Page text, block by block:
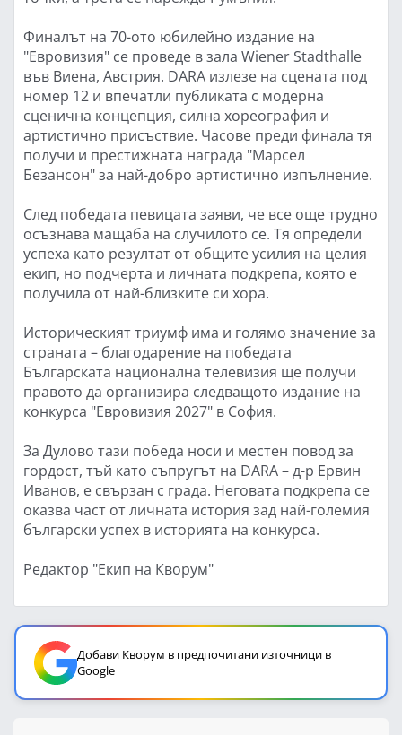
Финалът на 70-ото юбилейно издание на
"Евровизия" се проведе в зала Wiener Stadthalle
във Виена, Австрия. DARA излезе на сцената под
номер 12 и впечатли публиката с модерна
сценична концепция, силна хореография и
артистично присъствие. Часове преди финала тя
получи и престижната награда "Марсел
Безансон" за най-добро артистично изпълнение.
След победата певицата заяви, че все още трудно
осъзнава мащаба на случилото се. Тя определи
успеха като резултат от общите усилия на целия
екип, но подчерта и личната подкрепа, която е
получила от най-близките си хора.
Историческият триумф има и голямо значение за
страната – благодарение на победата
Българската национална телевизия ще получи
правото да организира следващото издание на
конкурса "Евровизия 2027" в София.
За Дулово тази победа носи и местен повод за
гордост, тъй като съпругът на DARA – д-р Ервин
Иванов, е свързан с града. Неговата подкрепа се
оказва част от личната история зад най-големия
български успех в историята на конкурса.
Редактор "Екип на Кворум"
Добави Кворум в предпочитани източници в
Google